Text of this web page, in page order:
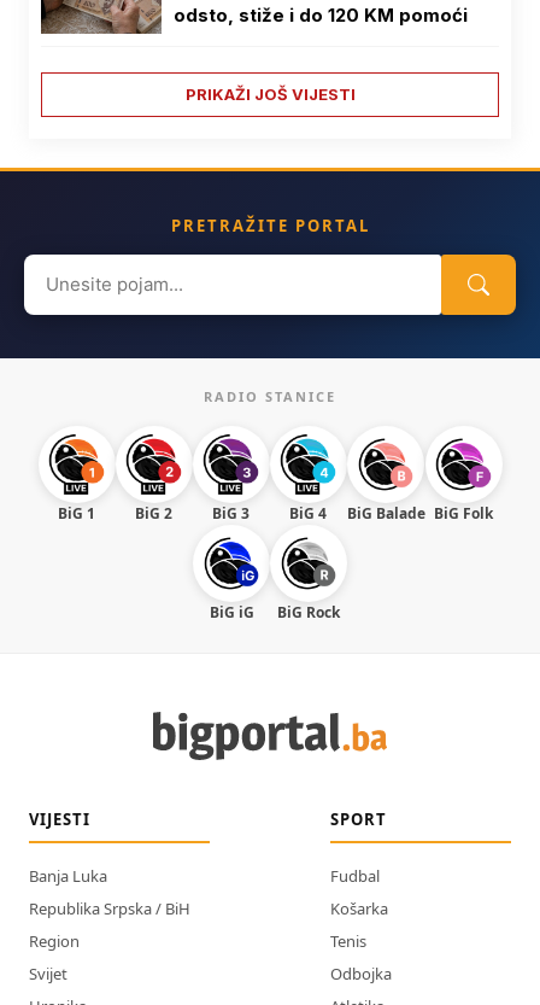
odsto, stiže i do 120 KM pomoći
PRIKAŽI JOŠ VIJESTI
PRETRAŽITE PORTAL
Search
for:
RADIO STANICE
BiG 1 BiG 2 BiG 3 BiG 4 BiG Balade BiG Folk
BiG iG BiG Rock
VIJESTI
Banja Luka
Republika Srpska / BiH
Region
Svijet
SPORT
Fudbal
Košarka
Tenis
Odbojka